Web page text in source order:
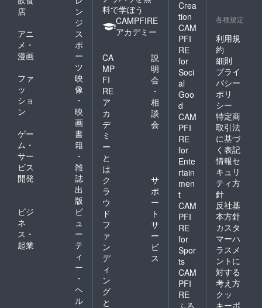
店
ン
ジ
アニ
メ・
漫画
ス
ポ
ー
ツ
ファ
ッ
ショ
ン
映
像
・
映
画
ゲー
ム・
サー
ビス
開発
書
籍
・
雑
誌
出
版
ビジ
ネ
ス・
起業
ビ
ュ
ー
テ
ィ
ー
・
ヘ
ル
料で学ぼう
CAMPFIRE
アカデミー
CA
MP
FI
RE
ア
カ
デ
ミ
ー
と
は
説
明
会
・
相
談
会
ク
ラ
ウ
ド
フ
ァ
ン
デ
ィ
ン
グ
と
サ
ポ
ー
ト
サ
ー
ビ
ス
Crea
tion
CAM
PFI
RE
for
Soci
al
Goo
d
CAM
PFI
RE
for
Ente
rtain
men
t
CAM
PFI
RE
for
Spor
ts
CAM
PFI
RE
ふる
各種規定
利用規
約
細則
プライ
バシー
ポリ
シー
特定商
取引法
に基づ
く表記
情報セ
キュリ
ティ方
針
反社基
本方針
カスタ
マーハ
ラスメ
ントに
対する
考え方
クッ
キーポ